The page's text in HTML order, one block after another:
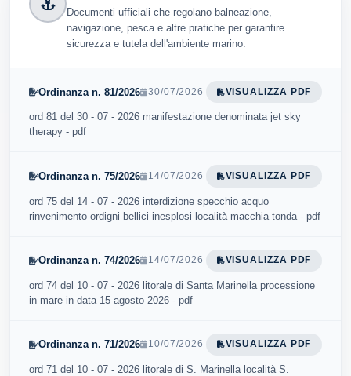
Documenti ufficiali che regolano balneazione,
navigazione, pesca e altre pratiche per garantire
sicurezza e tutela dell'ambiente marino.
Ordinanza n. 81/2026 30/07/2026 VISUALIZZA PDF
ord 81 del 30 - 07 - 2026 manifestazione denominata jet sky
therapy - pdf
Ordinanza n. 75/2026 14/07/2026 VISUALIZZA PDF
ord 75 del 14 - 07 - 2026 interdizione specchio acquo
rinvenimento ordigni bellici inesplosi località macchia tonda - pdf
Ordinanza n. 74/2026 14/07/2026 VISUALIZZA PDF
ord 74 del 10 - 07 - 2026 litorale di Santa Marinella processione
in mare in data 15 agosto 2026 - pdf
Ordinanza n. 71/2026 10/07/2026 VISUALIZZA PDF
ord 71 del 10 - 07 - 2026 litorale di S. Marinella località S.